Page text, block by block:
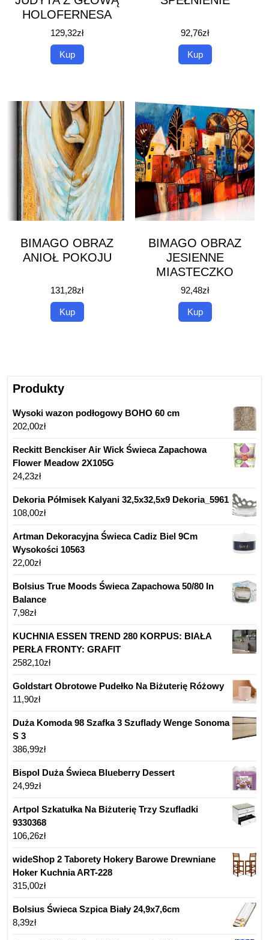
HOLOFERNESA
129,32zł
Kup
92,76zł
Kup
BIMAGO OBRAZ
ANIOŁ POKOJU
131,28zł
Kup
BIMAGO OBRAZ
JESIENNE
MIASTECZKO
92,48zł
Kup
Produkty
Wysoki wazon podłogowy BOHO 60 cm
202,00zł
Reckitt Benckiser Air Wick Świeca Zapachowa
Flower Meadow 2X105G
24,23zł
Dekoria Półmisek Kalyani 32,5x32,5x9 Dekoria_5961
108,00zł
Artman Dekoracyjna Świeca Cadiz Biel 9Cm
Wysokości 10563
22,00zł
Bolsius True Moods Świeca Zapachowa 50/80 In
Balance
7,98zł
KUCHNIA ESSEN TREND 280 KORPUS: BIAŁA
PERŁA FRONTY: GRAFIT
2582,10zł
Goldstart Obrotowe Pudełko Na Biżuterię Różowy
11,90zł
Duża Komoda 98 Szafka 3 Szuflady Wenge Sonoma
S 3
386,99zł
Bispol Duża Świeca Blueberry Dessert
24,99zł
Artpol Szkatułka Na Biżuterię Trzy Szufladki
9330368
106,26zł
wideShop 2 Taborety Hokery Barowe Drewniane
Hoker Kuchnia ART-228
315,00zł
Bolsius Świeca Szpica Biały 24,9x7,6cm
8,39zł